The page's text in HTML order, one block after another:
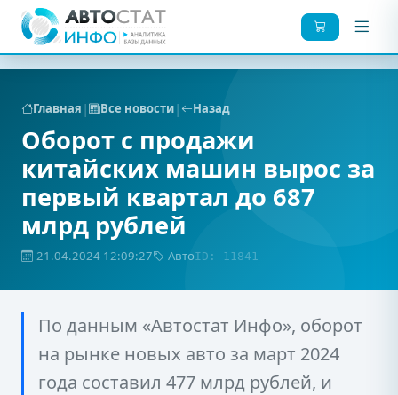
Главная | Все новости| Назад
Оборот с продажи
китайских машин вырос за
первый квартал до 687
млрд рублей
21.04.2024 12:09:27 АвтоID: 11841
По данным «Автостат Инфо», оборот
на рынке новых авто за март 2024
года составил 477 млрд рублей, и